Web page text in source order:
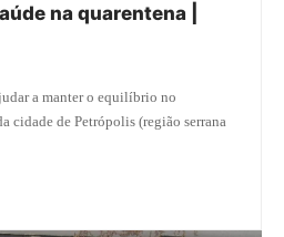
na quarentena |
a manter o equilíbrio no
cidade de Petrópolis (região serrana